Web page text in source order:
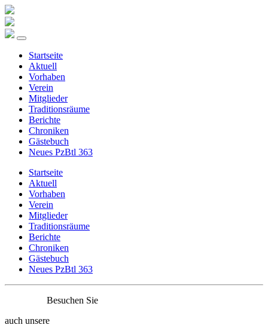
Startseite
Aktuell
Vorhaben
Verein
Mitglieder
Traditionsräume
Berichte
Chroniken
Gästebuch
Neues PzBtl 363
Startseite
Aktuell
Vorhaben
Verein
Mitglieder
Traditionsräume
Berichte
Chroniken
Gästebuch
Neues PzBtl 363
Besuchen Sie
auch unsere